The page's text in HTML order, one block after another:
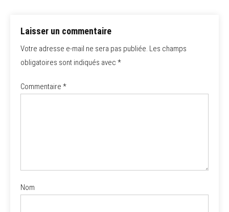
Laisser un commentaire
Votre adresse e-mail ne sera pas publiée. Les champs
obligatoires sont indiqués avec *
Commentaire *
Nom